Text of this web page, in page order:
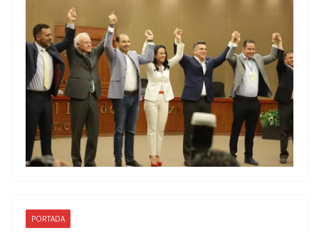
PORTADA